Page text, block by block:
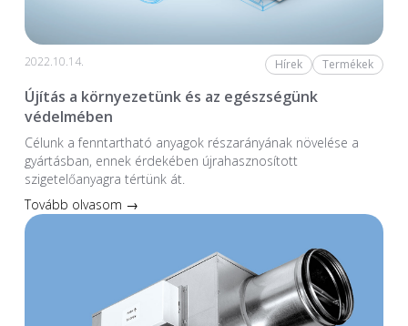
2022.10.14. Hírek Termékek
Újítás a környezetünk és az egészségünk
védelmében
Célunk a fenntartható anyagok részarányának növelése a
gyártásban, ennek érdekében újrahasznosított
szigetelőanyagra tértünk át.
Tovább olvasom →